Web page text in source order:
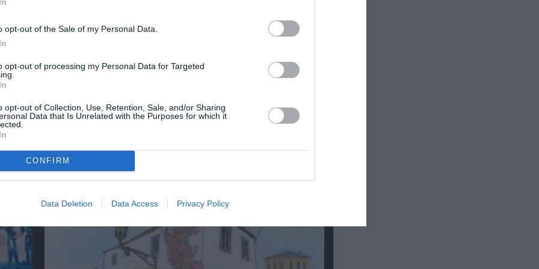
opt-out of the Sale of my Personal Data.
opt-out of processing my Personal Data for Targeted
opt-out of Collection, Use, Retention, Sale, and/or Sharing
Data that Is Unrelated with the Purposes for which it
CONFIRM
Data Deletion Data Access Privacy Policy
και τον Πολιτισμό!
το Culturenow.gr
Άρθρα